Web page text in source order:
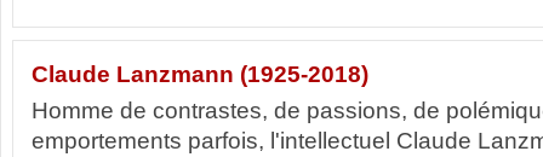
Claude Lanzmann (1925-2018)
Homme de contrastes, de passions, de
emportements parfois, l'intellectuel Claude